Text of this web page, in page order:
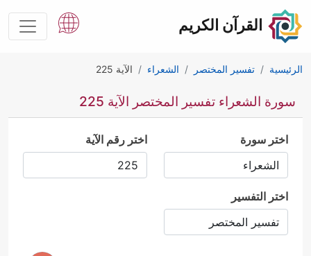
القرآن الكريم
الرئيسية تفسير المختصر الشعراء الآية 225
سورة الشعراء تفسير المختصر الآية 225
اختر سورة اختر رقم الآية
اختر التفسير